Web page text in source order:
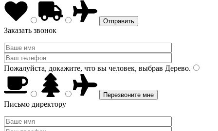
Заказать звонок
Пожалуйста, докажите, что вы человек, выбрав Дерево.
Письмо директору